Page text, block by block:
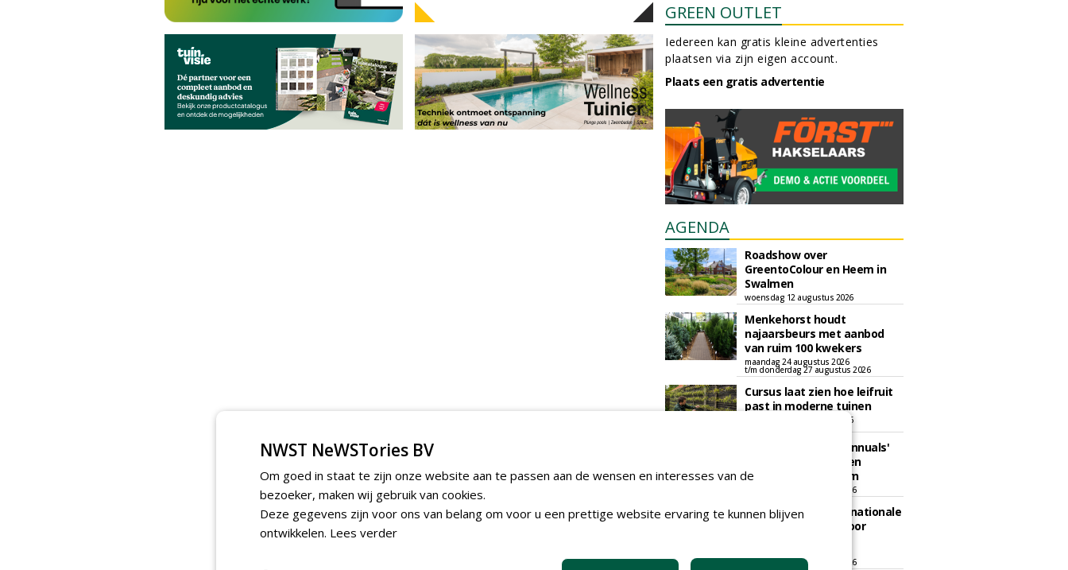
GREEN OUTLET
Iedereen kan gratis kleine advertenties
plaatsen via zijn eigen account.
Plaats een gratis advertentie
AGENDA
Roadshow over
GreentoColour en Heem in
Swalmen
woensdag 12 augustus 2026
Menkehorst houdt
najaarsbeurs met aanbod
van ruim 100 kwekers
maandag 24 augustus 2026
t/m donderdag 27 augustus 2026
Cursus laat zien hoe leifruit
past in moderne tuinen
woensdag 26 augustus 2026
Vakdag 'All About Annuals'
zet eenjarige planten
centraal in Appeltern
donderdag 27 augustus 2026
GaLaBau 2026: internationale
ontmoetingsplek voor
t/m vrijdag 18 september 2026
NWST NeWSTories BV
Om goed in staat te zijn onze website aan te passen aan de wensen en interesses van de
bezoeker, maken wij gebruik van cookies.
Deze gegevens zijn voor ons van belang om voor u een prettige website ervaring te kunnen blijven
ontwikkelen. Lees verder